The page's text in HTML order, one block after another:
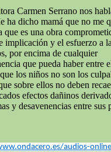
Carmen Serrano nos
ha dicho mamá que no me
que es una obra
implicación y el esfuerzo a
por encima de cualquier
que pueda haber entre
los niños no son los
sobre ellos no deben
efectos dañinos
y desavenencias entre sus
audios-